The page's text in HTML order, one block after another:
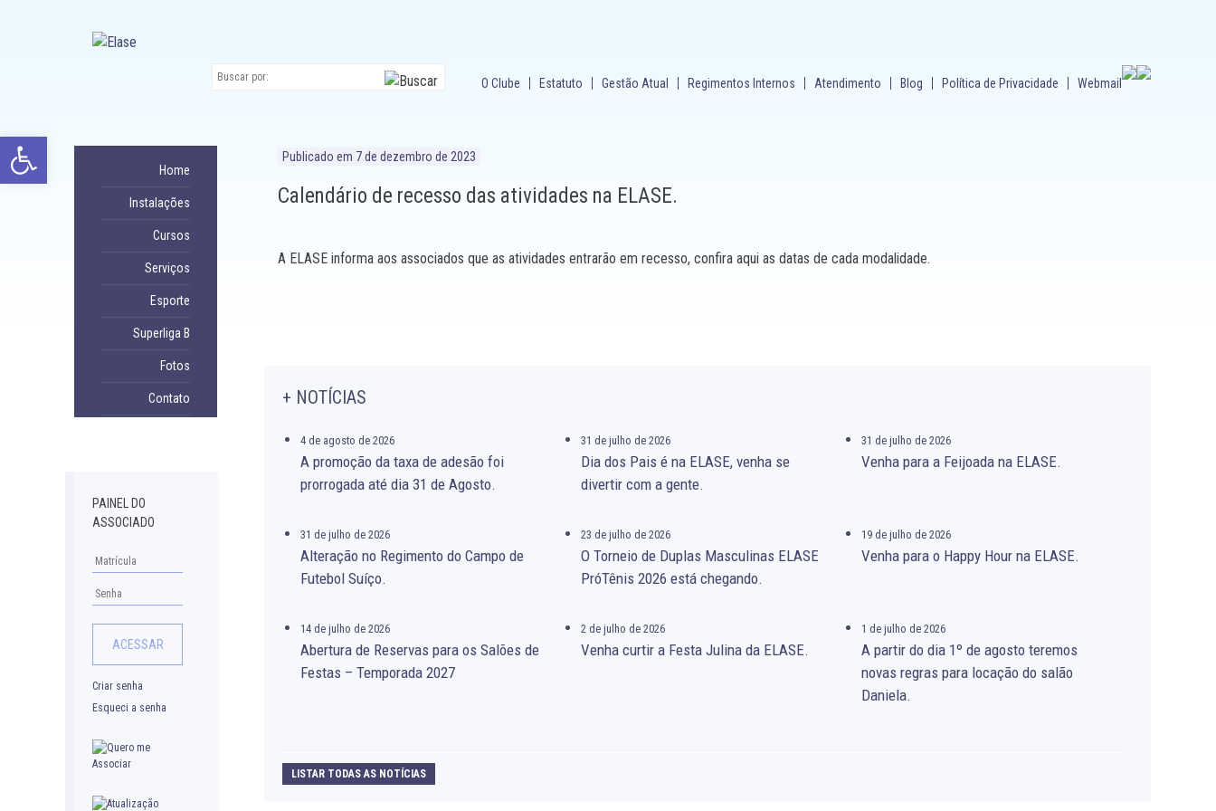
O Clube Estatuto Gestão Atual Regimentos Internos Atendimento Blog Política de Privacidade Webmail
Publicado em 7 de dezembro de 2023
Calendário de recesso das atividades na ELASE.
A ELASE informa aos associados que as atividades entrarão em recesso, confira aqui as datas de cada modalidade.
+ NOTÍCIAS
4 de agosto de 2026
A promoção da taxa de adesão foi
prorrogada até dia 31 de Agosto.
31 de julho de 2026
Dia dos Pais é na ELASE, venha se
divertir com a gente.
31 de julho de 2026
Venha para a Feijoada na ELASE.
31 de julho de 2026
Alteração no Regimento do Campo de
Futebol Suíço.
23 de julho de 2026
O Torneio de Duplas Masculinas ELASE
PróTênis 2026 está chegando.
19 de julho de 2026
Venha para o Happy Hour na ELASE.
14 de julho de 2026
Abertura de Reservas para os Salões de
Festas – Temporada 2027
2 de julho de 2026
Venha curtir a Festa Julina da ELASE.
1 de julho de 2026
A partir do dia 1º de agosto teremos
novas regras para locação do salão
Daniela.
LISTAR TODAS AS NOTÍCIAS
Home
Instalações
Cursos
Serviços
Esporte
Superliga B
Fotos
Contato
PAINEL DO
ASSOCIADO
Criar senha
Esqueci a senha
Abrir a barra de ferramentas